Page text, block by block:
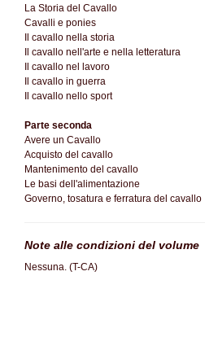
La Storia del Cavallo
Cavalli e ponies
Il cavallo nella storia
Il cavallo nell'arte e nella letteratura
Il cavallo nel lavoro
Il cavallo in guerra
Il cavallo nello sport
Parte seconda
Avere un Cavallo
Acquisto del cavallo
Mantenimento del cavallo
Le basi dell'alimentazione
Governo, tosatura e ferratura del cavallo
Note alle condizioni del volume
Nessuna. (T-CA)